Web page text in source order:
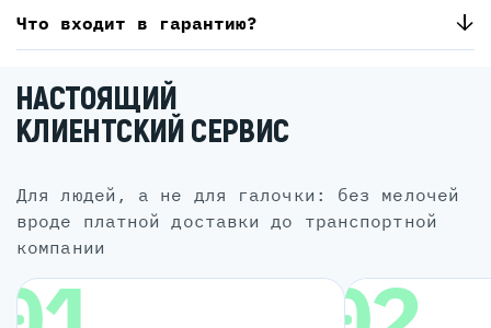
Что входит в гарантию?
НАСТОЯЩИЙ
КЛИЕНТСКИЙ СЕРВИС
для людей, а не для галочки: без мелочей
вроде платной доставки до транспортной
компании